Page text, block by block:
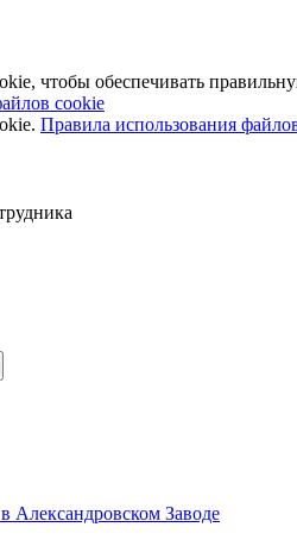
чтобы обеспечивать
cookie
Правила использования
Александровском Заводе